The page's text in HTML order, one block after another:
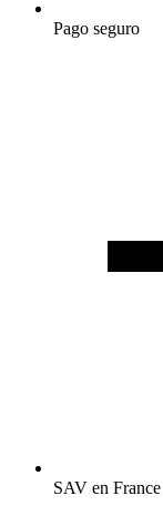
Pago seguro
SAV en France